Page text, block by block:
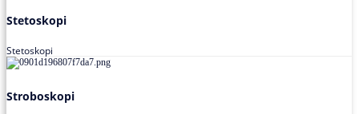
Stetoskopi
Stetoskopi
Stroboskopi